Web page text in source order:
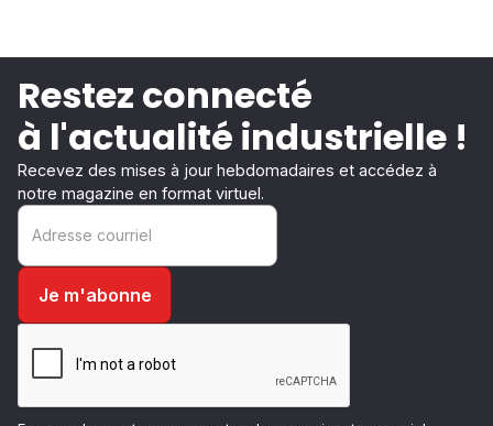
Restez connecté
à l'actualité industrielle !
Recevez des mises à jour hebdomadaires et accédez à
notre magazine en format virtuel.